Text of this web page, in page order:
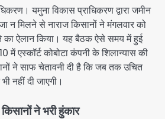
यमुना विकास प्राधिकरण द्वारा जमीन
न मिलने से नाराज किसानों ने मंगलवार को
का ऐलान किया। यह बैठक ऐसे समय में हुई
एस्कॉर्ट कोबोटा कंपनी के शिलान्यास की
ने साफ चेतावनी दी है कि जब तक उचित
नहीं दी जाएगी।
ने भरी हुंकार